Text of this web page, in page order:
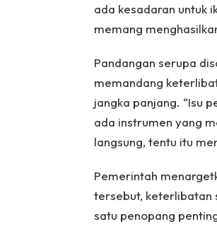
ada kesadaran untuk
memang
Pandangan serupa
memandang
jangka panjang. “Isu
ada instrumen yang
langsung, tentu itu
Pemerintah
tersebut, keterlibatan
satu penopang